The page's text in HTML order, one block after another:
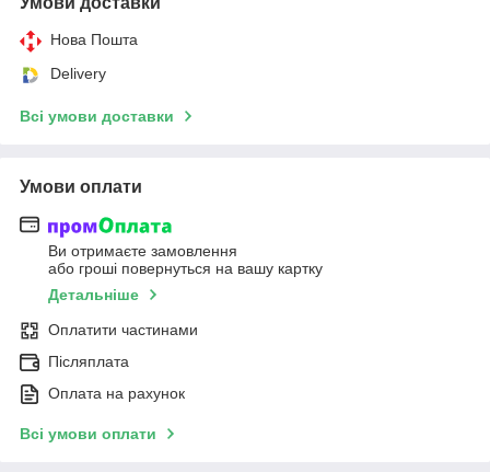
Нова Пошта
Delivery
Всі умови доставки
Умови оплати
Ви отримаєте замовлення
або гроші повернуться на вашу картку
Детальніше
Оплатити частинами
Післяплата
Оплата на рахунок
Всі умови оплати